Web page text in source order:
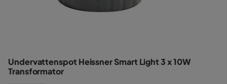
Undervattenspot Heissner Smart Light 3 x 10W
Transformator